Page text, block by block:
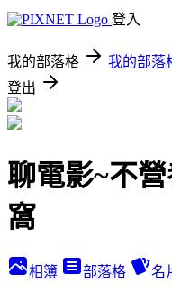
登入
我的部落格 我的部落
登出
聊電影~不
窩
相簿 部落格 名